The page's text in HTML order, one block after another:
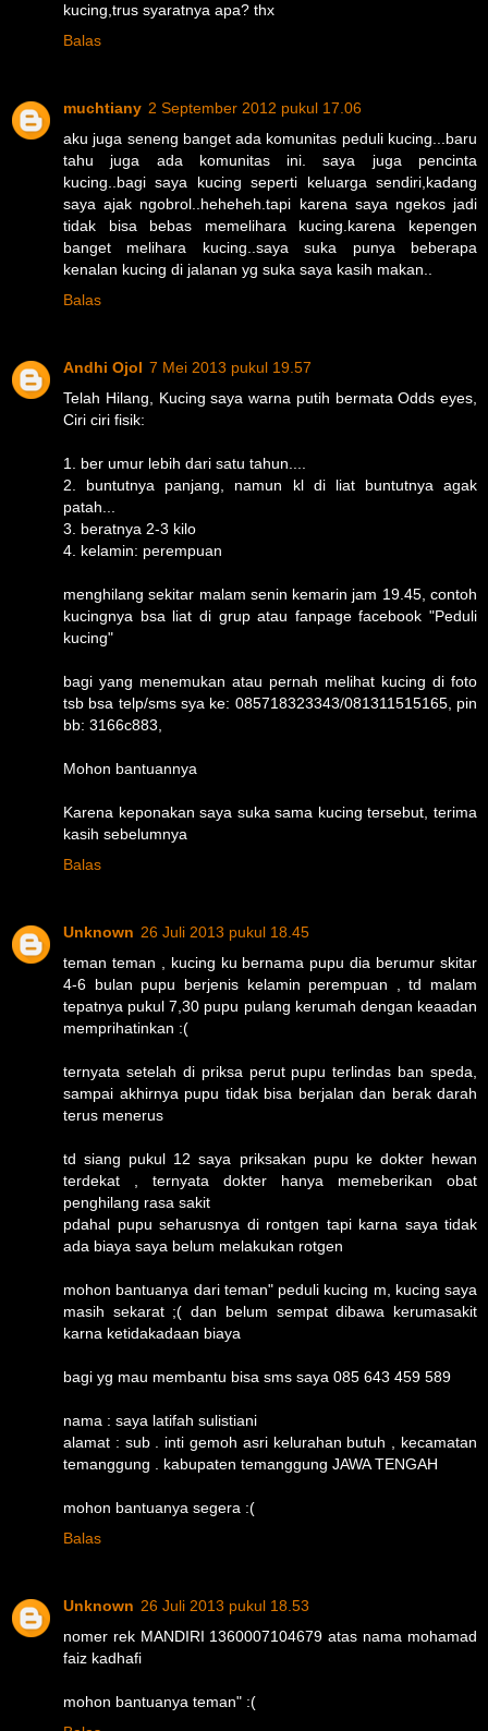
kucing,trus syaratnya apa? thx
Balas
muchtiany 2 September 2012 pukul 17.06
aku juga seneng banget ada komunitas peduli kucing...baru
tahu juga ada komunitas ini. saya juga pencinta
kucing..bagi saya kucing seperti keluarga sendiri,kadang
saya ajak ngobrol..heheheh.tapi karena saya ngekos jadi
tidak bisa bebas memelihara kucing.karena kepengen
banget melihara kucing..saya suka punya beberapa
kenalan kucing di jalanan yg suka saya kasih makan..
Balas
Andhi Ojol 7 Mei 2013 pukul 19.57
Telah Hilang, Kucing saya warna putih bermata Odds eyes,
Ciri ciri fisik:
1. ber umur lebih dari satu tahun....
2. buntutnya panjang, namun kl di liat buntutnya agak
patah...
3. beratnya 2-3 kilo
4. kelamin: perempuan
menghilang sekitar malam senin kemarin jam 19.45, contoh
kucingnya bsa liat di grup atau fanpage facebook "Peduli
kucing"
bagi yang menemukan atau pernah melihat kucing di foto
tsb bsa telp/sms sya ke: 085718323343/081311515165, pin
bb: 3166c883,
Mohon bantuannya
Karena keponakan saya suka sama kucing tersebut, terima
kasih sebelumnya
Balas
Unknown 26 Juli 2013 pukul 18.45
teman teman , kucing ku bernama pupu dia berumur skitar
4-6 bulan pupu berjenis kelamin perempuan , td malam
tepatnya pukul 7,30 pupu pulang kerumah dengan keaadan
memprihatinkan :(
ternyata setelah di priksa perut pupu terlindas ban speda,
sampai akhirnya pupu tidak bisa berjalan dan berak darah
terus menerus
td siang pukul 12 saya priksakan pupu ke dokter hewan
terdekat , ternyata dokter hanya memeberikan obat
penghilang rasa sakit
pdahal pupu seharusnya di rontgen tapi karna saya tidak
ada biaya saya belum melakukan rotgen
mohon bantuanya dari teman" peduli kucing m, kucing saya
masih sekarat ;( dan belum sempat dibawa kerumasakit
karna ketidakadaan biaya
bagi yg mau membantu bisa sms saya 085 643 459 589
nama : saya latifah sulistiani
alamat : sub . inti gemoh asri kelurahan butuh , kecamatan
temanggung . kabupaten temanggung JAWA TENGAH
mohon bantuanya segera :(
Balas
Unknown 26 Juli 2013 pukul 18.53
nomer rek MANDIRI 1360007104679 atas nama mohamad
faiz kadhafi
mohon bantuanya teman" :(